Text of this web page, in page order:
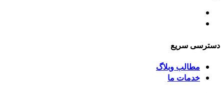
دسترسی سریع
مطالب وبلاگ
خدمات ما